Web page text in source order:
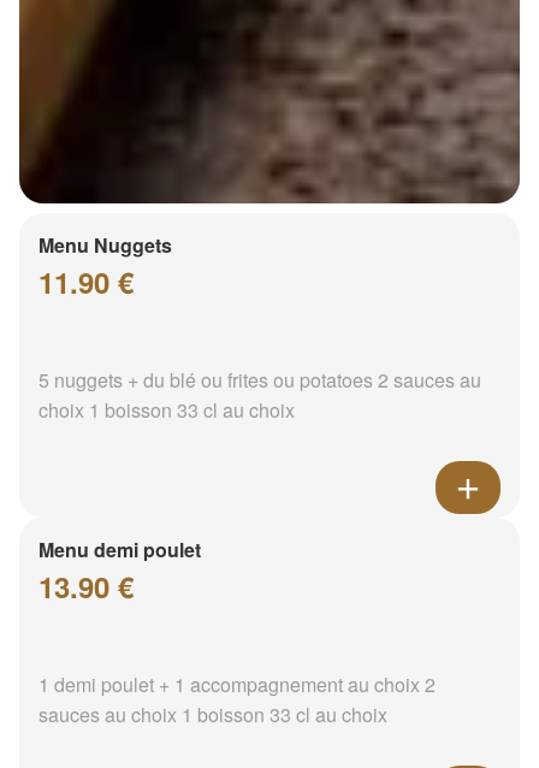
Menu Nuggets
11.90 €
5 nuggets + du blé ou frites ou potatoes 2 sauces au
choix 1 boisson 33 cl au choix
Menu demi poulet
13.90 €
1 demi poulet + 1 accompagnement au choix 2
sauces au choix 1 boisson 33 cl au choix